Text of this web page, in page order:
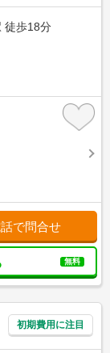
徒歩18分
で問合せ
無料
初期費用に注目